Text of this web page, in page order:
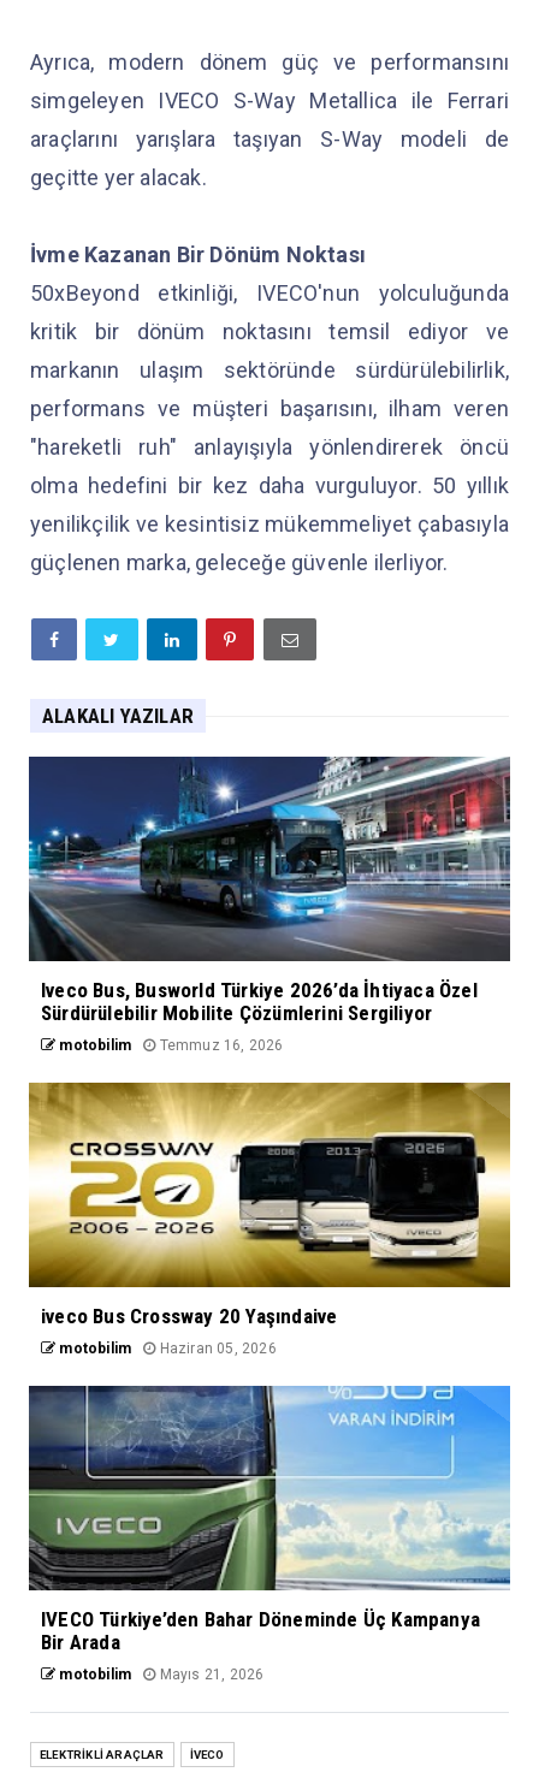
Ayrıca, modern dönem güç ve performansını
simgeleyen IVECO S-Way Metallica ile Ferrari
araçlarını yarışlara taşıyan S-Way modeli de
geçitte yer alacak.
İvme Kazanan Bir Dönüm Noktası
50xBeyond etkinliği, IVECO'nun yolculuğunda
kritik bir dönüm noktasını temsil ediyor ve
markanın ulaşım sektöründe sürdürülebilirlik,
performans ve müşteri başarısını, ilham veren
"hareketli ruh" anlayışıyla yönlendirerek öncü
olma hedefini bir kez daha vurguluyor. 50 yıllık
yenilikçilik ve kesintisiz mükemmeliyet çabasıyla
güçlenen marka, geleceğe güvenle ilerliyor.
ALAKALI YAZILAR
Iveco Bus, Busworld Türkiye 2026’da İhtiyaca Özel
Sürdürülebilir Mobilite Çözümlerini Sergiliyor
motobilim Temmuz 16, 2026
iveco Bus Crossway 20 Yaşındaive
motobilim Haziran 05, 2026
IVECO Türkiye’den Bahar Döneminde Üç Kampanya
Bir Arada
motobilim Mayıs 21, 2026
ELEKTRİKLİ ARAÇLAR İVECO